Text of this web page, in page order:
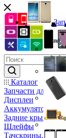
Каталог
Запчасти для
Дисплеи
Аккумуляторы
Задние крышки
Шлейфы
Тачскрины,